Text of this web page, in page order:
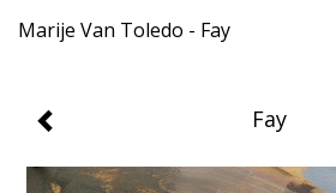
Marije Van Toledo - Fay
Fay